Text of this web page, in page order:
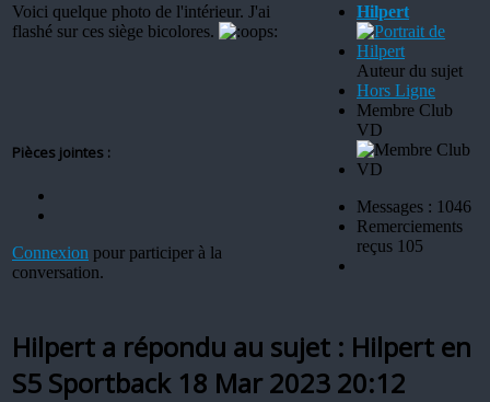
Voici quelque photo de l'intérieur. J'ai
flashé sur ces siège bicolores.
Pièces jointes :
Connexion pour participer à la
conversation.
Hilpert
Auteur du sujet
Hors Ligne
Membre Club
VD
Messages : 1046
Remerciements
reçus 105
Hilpert a répondu au sujet : Hilpert en
S5 Sportback 18 Mar 2023 20:12